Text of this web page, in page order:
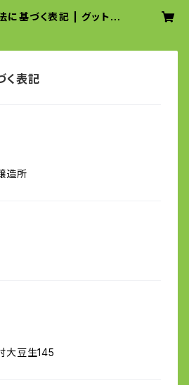
に基づく表記 | グットウ
く表記
造所
大豆生145